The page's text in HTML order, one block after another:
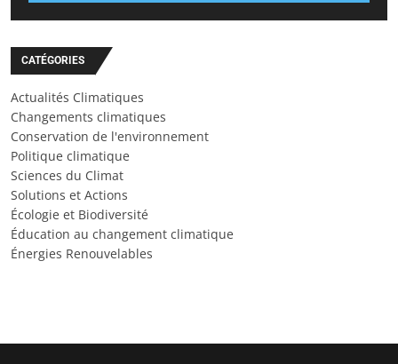
CATÉGORIES
Actualités Climatiques
Changements climatiques
Conservation de l'environnement
Politique climatique
Sciences du Climat
Solutions et Actions
Écologie et Biodiversité
Éducation au changement climatique
Énergies Renouvelables